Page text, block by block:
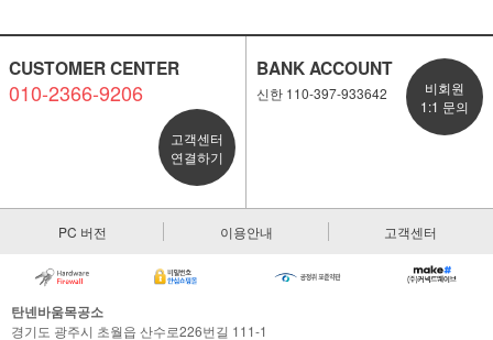
CUSTOMER CENTER
010-2366-9206
고객센터
연결하기
BANK ACCOUNT
신한 110-397-933642
비회원
1:1 문의
PC 버전 이용안내 고객센터
탄넨바움목공소
경기도 광주시 초월읍 산수로226번길 111-1